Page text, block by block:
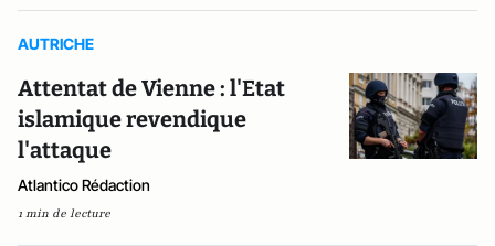
AUTRICHE
Attentat de Vienne : l'Etat
islamique revendique
l'attaque
Atlantico Rédaction
1 min de lecture